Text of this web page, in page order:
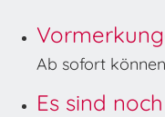
Ab sofort
Es sind